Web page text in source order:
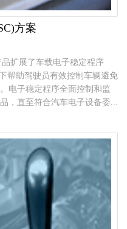
方案
扩展了车载电子稳定程序
帮助驾驶员有效控制车辆避免
电子稳定程序全面控制和监
，直至符合汽车电子设备委...